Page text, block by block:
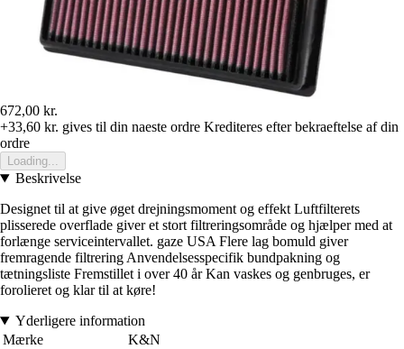
672,00 kr.
+33,60 kr. gives til din naeste ordre Krediteres efter bekraeftelse af din
ordre
Loading...
Beskrivelse
Designet til at give øget drejningsmoment og effekt Luftfilterets
plisserede overflade giver et stort filtreringsområde og hjælper med at
forlænge serviceintervallet. gaze USA Flere lag bomuld giver
fremragende filtrering Anvendelsesspecifik bundpakning og
tætningsliste Fremstillet i over 40 år Kan vaskes og genbruges, er
forolieret og klar til at køre!
Yderligere information
Mærke
K&N